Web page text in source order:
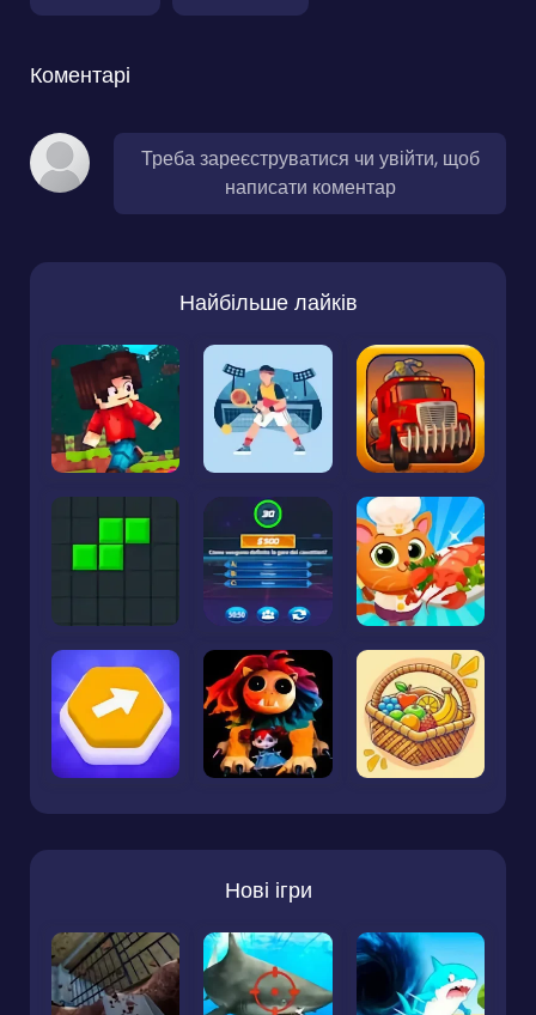
Коментарі
Треба зареєструватися чи увійти, щоб
написати коментар
Найбільше лайків
Нові ігри